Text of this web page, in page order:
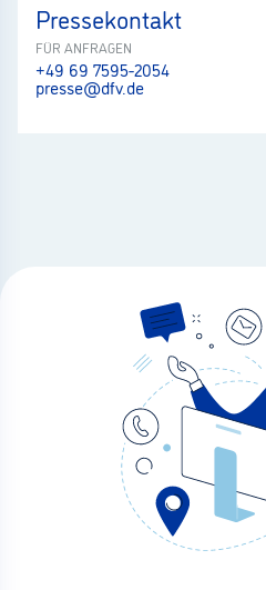
Pressekontakt
FÜR ANFRAGEN
+49 69 7595-2054
presse@dfv.de